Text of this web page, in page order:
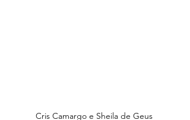
Cris Camargo e Sheila de Geus